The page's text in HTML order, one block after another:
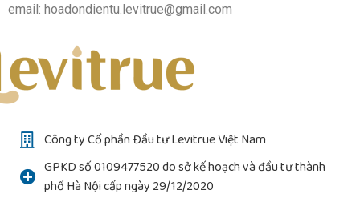
email: hoadondientu.levitrue@gmail.com
Công ty Cổ phần Đầu tư Levitrue Việt Nam
GPKD số 0109477520 do sở kế hoạch và đầu tư thành
phố Hà Nội cấp ngày 29/12/2020